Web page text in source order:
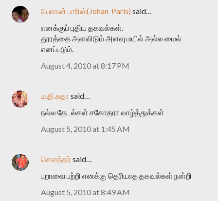
யோகன் பாரிஸ்(Johan-Paris) said…
எனக்குப் புதிய தகவல்கள்.
தூரத்தை அளவிடும் அளவு மயில் அல்ல மைல்
எனப்படும்.
August 4, 2010 at 8:17 PM
ம.தி.சுதாsaid…
நல்ல தேடல்கள் சகோதரா வாழ்த்துக்கள்
August 5, 2010 at 1:45 AM
சௌந்தர்said…
புறாவை பற்றி எனக்கு தெரியாத தகவல்கள் நன்றி
August 5, 2010 at 8:49 AM